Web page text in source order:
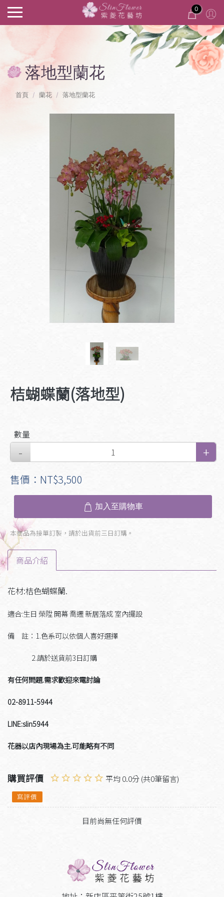
0
落地型蘭花
首頁 蘭花 落地型蘭花
桔蝴蝶蘭(落地型)
數量
售價：NT$3,500
加入至購物車
本商品為接單訂製，請於出貨前三日訂購。
商品介紹
花材:桔色蝴蝶蘭.
適合:生日 榮陞 開幕 喬遷 新居落成 室內擺設
備 註：1.色系可以依個人喜好選擇
2.請於送貨前3日訂購
有任何問題.需求歡迎來電討論
02-8911-5944
LINE:slin5944
花器以店內現場為主.可能略有不同
購買評價 平均 0.0分 (共0筆留言)
寫評價
目前尚無任何評價